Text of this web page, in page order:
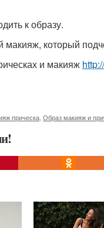
к образу.
который
и макияж
прическа Образ макияж и